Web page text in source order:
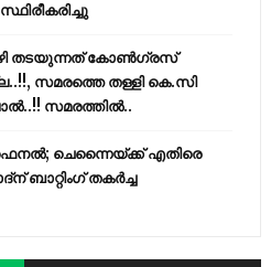
തടയുന്നത് കോണ്‍ഗ്രസ്
സമരത്തെ തള്ളി കെ.സി
സമരത്തിൽ..
ചെന്നൈയ്ക്ക് എതിരെ
ബാറ്റിംഗ് തകർച്ച